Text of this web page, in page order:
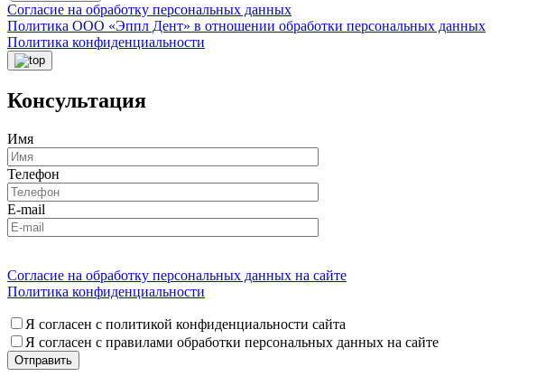
Согласие на обработку персональных данных
Политика ООО «Эппл Дент» в отношении обработки персональных данных
Политика конфиденциальности
Консультация
Имя
Телефон
E-mail
Согласие на обработку персональных данных на сайте
Политика конфиденциальности
Я согласен с политикой конфиденциальности сайта
Я согласен с правилами обработки персональных данных на сайте